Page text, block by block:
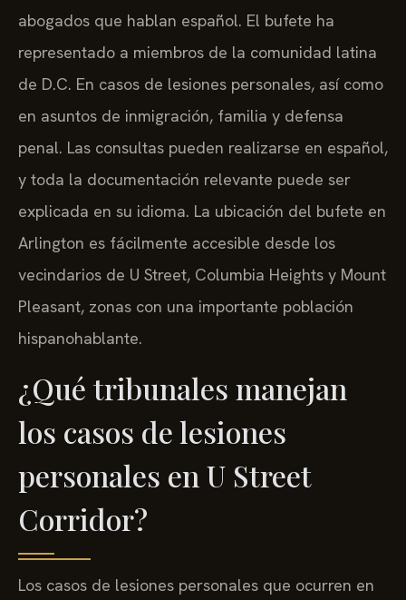
abogados que hablan español. El bufete ha
representado a miembros de la comunidad latina
de D.C. En casos de lesiones personales, así como
en asuntos de inmigración, familia y defensa
penal. Las consultas pueden realizarse en español,
y toda la documentación relevante puede ser
explicada en su idioma. La ubicación del bufete en
Arlington es fácilmente accesible desde los
vecindarios de U Street, Columbia Heights y Mount
Pleasant, zonas con una importante población
hispanohablante.
¿Qué tribunales manejan
los casos de lesiones
personales en U Street
Corridor?
Los casos de lesiones personales que ocurren en